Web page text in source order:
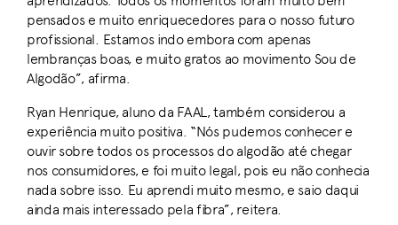
pensados e muito enriquecedores para o nosso futuro
profissional. Estamos indo embora com apenas
lembranças boas, e muito gratos ao movimento Sou de
Algodão”, afirma.
Ryan Henrique, aluno da FAAL, também considerou a
experiência muito positiva. “Nós pudemos conhecer e
ouvir sobre todos os processos do algodão até chegar
nos consumidores, e foi muito legal, pois eu não conhecia
nada sobre isso. Eu aprendi muito mesmo, e saio daqui
ainda mais interessado pela fibra”, reitera.